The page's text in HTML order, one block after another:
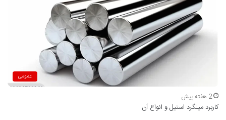
عمومی
2 هفته پیش
کاربرد میلگرد استیل و انواع آن